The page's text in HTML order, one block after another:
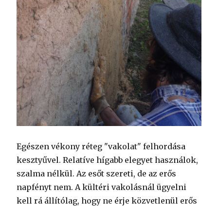
Egészen vékony réteg "vakolat" felhordása
kesztyűvel. Relatíve hígabb elegyet használok,
szalma nélkül. Az esőt szereti, de az erős
napfényt nem. A kültéri vakolásnál ügyelni
kell rá állítólag, hogy ne érje közvetlenül erős